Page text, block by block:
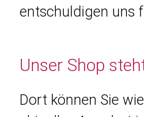
entschuldigen uns
Unser Shop
Dort können Sie